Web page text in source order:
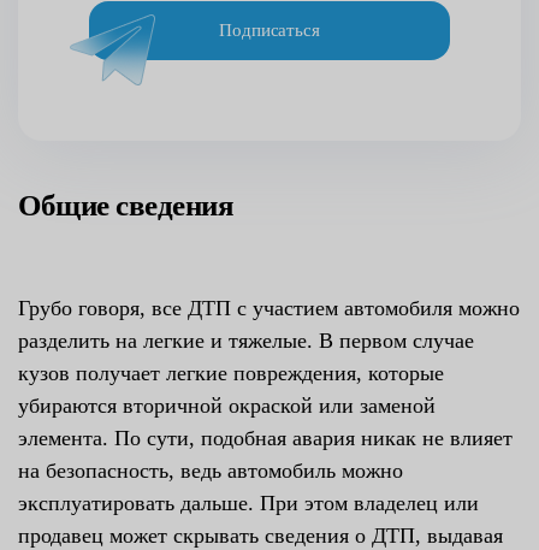
Подписаться
Общие сведения
Грубо говоря, все ДТП с участием автомобиля можно
разделить на легкие и тяжелые. В первом случае
кузов получает легкие повреждения, которые
убираются вторичной окраской или заменой
элемента. По сути, подобная авария никак не влияет
на безопасность, ведь автомобиль можно
эксплуатировать дальше. При этом владелец или
продавец может скрывать сведения о ДТП, выдавая